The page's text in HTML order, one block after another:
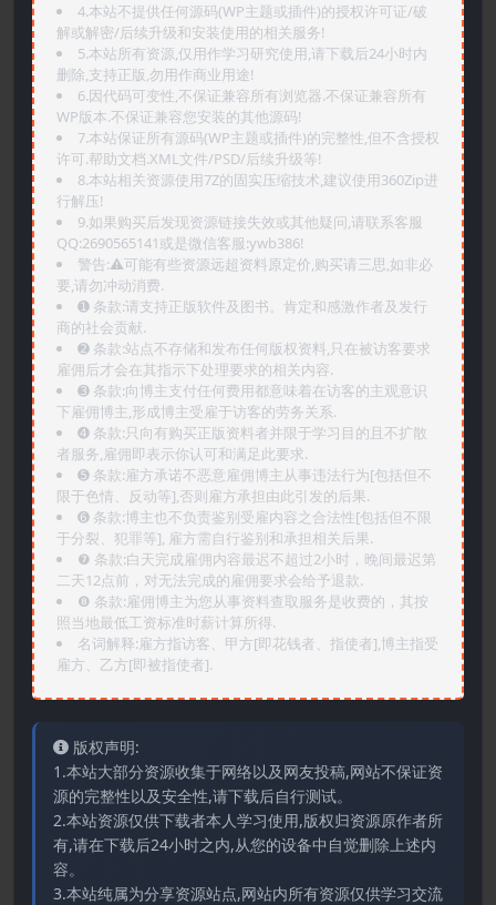
4.本站不提供任何源码(WP主题或插件)的授权许可证/破
解或解密/后续升级和安装使用的相关服务!
5.本站所有资源,仅用作学习研究使用,请下载后24小时内
删除,支持正版,勿用作商业用途!
6.因代码可变性,不保证兼容所有浏览器.不保证兼容所有
WP版本.不保证兼容您安装的其他源码!
7.本站保证所有源码(WP主题或插件)的完整性,但不含授权
许可.帮助文档.XML文件/PSD/后续升级等!
8.本站相关资源使用7Z的固实压缩技术,建议使用360Zip进
行解压!
9.如果购买后发现资源链接失效或其他疑问,请联系客服
QQ:2690565141或是微信客服:ywb386!
警告:⚠️可能有些资源远超资料原定价,购买请三思,如非必
要,请勿冲动消费.
➊️ 条款:请支持正版软件及图书。肯定和感激作者及发行
商的社会贡献.
➋️ 条款:站点不存储和发布任何版权资料,只在被访客要求
雇佣后才会在其指示下处理要求的相关内容.
➌️ 条款:向博主支付任何费用都意味着在访客的主观意识
下雇佣博主,形成博主受雇于访客的劳务关系.
➍️ 条款:只向有购买正版资料者并限于学习目的且不扩散
者服务,雇佣即表示你认可和满足此要求.
➎ 条款:雇方承诺不恶意雇佣博主从事违法行为[包括但不
限于色情、反动等],否则雇方承担由此引发的后果.
➏️ 条款:博主也不负责鉴别受雇内容之合法性[包括但不限
于分裂、犯罪等], 雇方需自行鉴别和承担相关后果.
❼ 条款:白天完成雇佣内容最迟不超过2小时，晚间最迟第
二天12点前，对无法完成的雇佣要求会给予退款.
❽ 条款:雇佣博主为您从事资料查取服务是收费的，其按
照当地最低工资标准时薪计算所得.
名词解释:雇方指访客、甲方[即花钱者、指使者],博主指受
雇方、乙方[即被指使者].
版权声明:
1.本站大部分资源收集于网络以及网友投稿,网站不保证资
源的完整性以及安全性,请下载后自行测试。
2.本站资源仅供下载者本人学习使用,版权归资源原作者所
有,请在下载后24小时之内,从您的设备中自觉删除上述内
容。
3.本站纯属为分享资源站点,网站内所有资源仅供学习交流